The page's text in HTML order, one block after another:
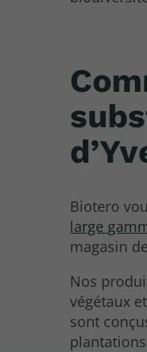
Biotero
large
magasin
Nos
végétaux
sont